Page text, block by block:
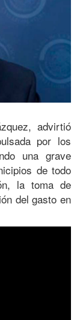
advirtió
por los
una grave
de todo
la toma de
del gasto en